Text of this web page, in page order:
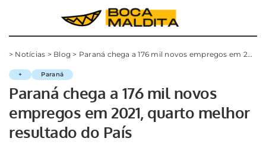
> Notícias > Blog > Paraná chega a 176 mil novos empregos em 2021, quarto melhor resultado do País
+ Paraná
Paraná chega a 176 mil novos
empregos em 2021, quarto melhor
resultado do País